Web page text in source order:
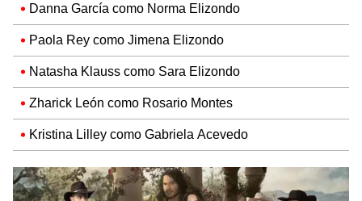
Danna García como Norma Elizondo
Paola Rey como Jimena Elizondo
Natasha Klauss como Sara Elizondo
Zharick León como Rosario Montes
Kristina Lilley como Gabriela Acevedo